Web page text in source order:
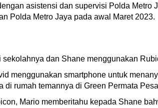
asistensi dan supervisi Polda Metro
Polda Metro Jaya pada awal Maret 2023.
dan Shane menggunakan
menggunakan smartphone untuk
di rumah temannya di Green Permata
Mario memberitahu kepada Shane